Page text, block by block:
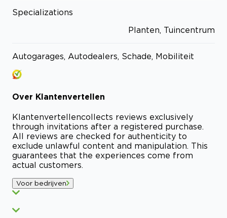
Specializations
Planten, Tuincentrum
Autogarages, Autodealers, Schade, Mobiliteit
Over Klantenvertellen
Klantenvertellencollects reviews exclusively
through invitations after a registered purchase.
All reviews are checked for authenticity to
exclude unlawful content and manipulation. This
guarantees that the experiences come from
actual customers.
Voor bedrijven